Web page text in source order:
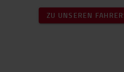
ZU UNSEREN